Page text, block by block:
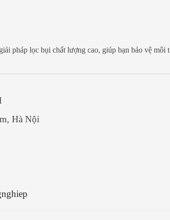
pháp lọc bụi chất lượng cao, giúp bạn bảo vệ môi
Hà Nội